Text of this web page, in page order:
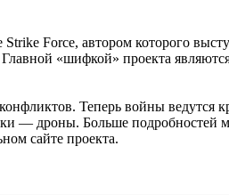
Force, автором которого
«шифкой» проекта
Теперь войны
— дроны. Больше подробностей
сайте проекта.